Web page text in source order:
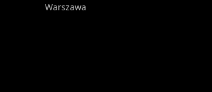
Warszawa